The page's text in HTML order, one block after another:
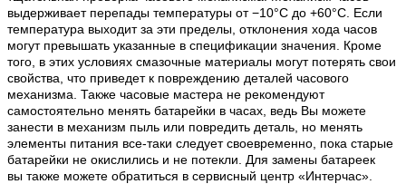
выдерживает перепады температуры от −10°C до +60°C. Если
температура выходит за эти пределы, отклонения хода часов
могут превышать указанные в спецификации значения. Кроме
того, в этих условиях смазочные материалы могут потерять свои
свойства, что приведет к повреждению деталей часового
механизма. Также часовые мастера не рекомендуют
самостоятельно менять батарейки в часах, ведь Вы можете
занести в механизм пыль или повредить деталь, но менять
элементы питания все-таки следует своевременно, пока старые
батарейки не окислились и не потекли. Для замены батареек
вы также можете обратиться в сервисный центр «Интерчас».